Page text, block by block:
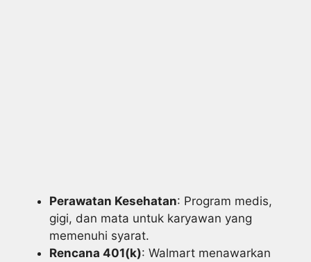
Perawatan Kesehatan: Program medis,
gigi, dan mata untuk karyawan yang
memenuhi syarat.
Rencana 401(k): Walmart menawarkan